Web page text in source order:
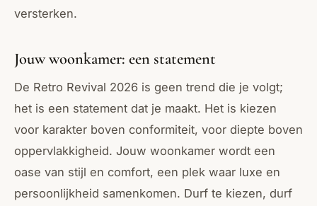
versterken.
Jouw woonkamer: een statement
De Retro Revival 2026 is geen trend die je volgt;
het is een statement dat je maakt. Het is kiezen
voor karakter boven conformiteit, voor diepte boven
oppervlakkigheid. Jouw woonkamer wordt een
oase van stijl en comfort, een plek waar luxe en
persoonlijkheid samenkomen. Durf te kiezen, durf